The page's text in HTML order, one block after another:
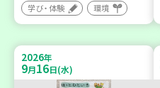
学び・体験
環境
2026年
9月16日(水)